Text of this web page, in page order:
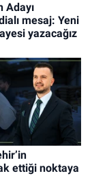
Adayı
mesaj: Yeni
yazacağız
ettiği noktaya